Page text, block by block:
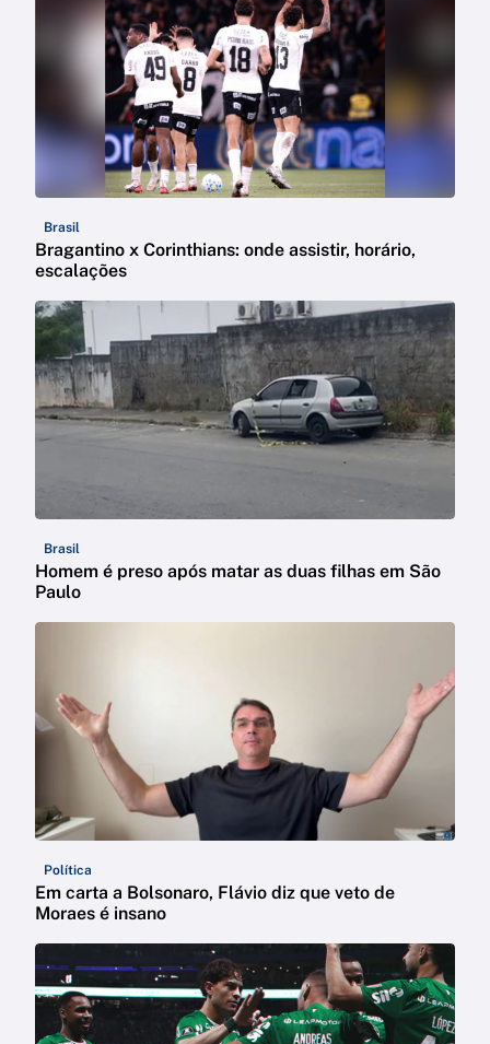
Brasil
Bragantino x Corinthians: onde assistir, horário,
escalações
Brasil
Homem é preso após matar as duas filhas em São
Paulo
Política
Em carta a Bolsonaro, Flávio diz que veto de
Moraes é insano